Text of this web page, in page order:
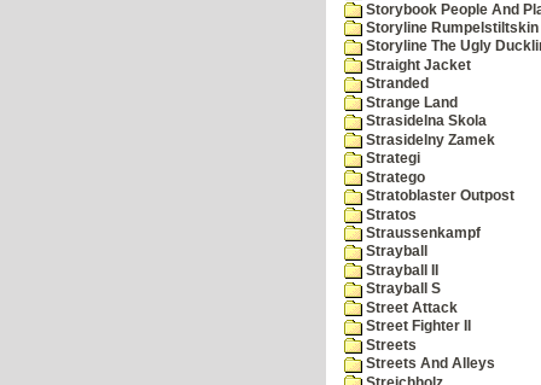
Storybook People And
Storyline Rumpelstiltskin
Storyline The Ugly
Straight Jacket
Stranded
Strange Land
Strasidelna Skola
Strasidelny Zamek
Strategi
Stratego
Stratoblaster Outpost
Stratos
Straussenkampf
Strayball
Strayball II
Strayball S
Street Attack
Street Fighter II
Streets
Streets And Alleys
Streichholz